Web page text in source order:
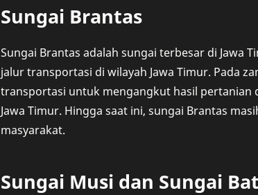
Sungai Brantas
Sungai Brantas adalah sungai terbesar di Jawa
jalur transportasi di wilayah Jawa Timur. Pada
transportasi untuk mengangkut hasil pertanian
Jawa Timur. Hingga saat ini, sungai Brantas
masyarakat.
Sungai Musi dan Sungai